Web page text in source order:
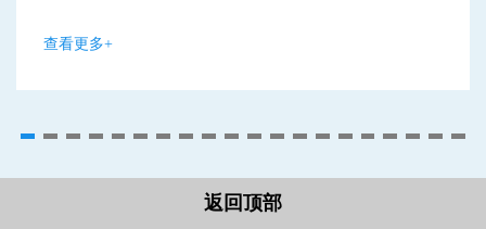
查看更多+
返回顶部